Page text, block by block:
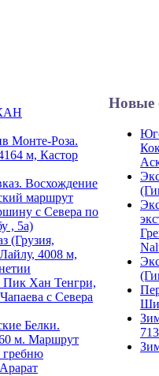
Монте-Роза.
м, Кастор
Восхождение
маршрут
с Севера по
, 5а)
(Грузия,
4008 м,
Пик Хан Тенгри,
с Севера
Белки.
м. Маршрут
гребню
Новые